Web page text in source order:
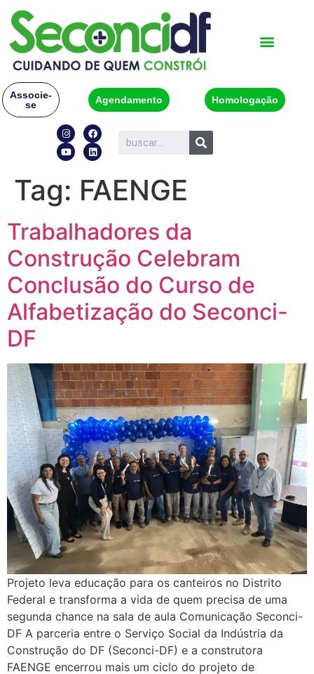
Associe-
se
Agendamento Homologação
Tag: FAENGE
Trabalhadores da
Construção Celebram
Conclusão do Curso de
Alfabetização do Seconci-
DF
Projeto leva educação para os canteiros no Distrito
Federal e transforma a vida de quem precisa de uma
segunda chance na sala de aula Comunicação Seconci-
DF A parceria entre o Serviço Social da Indústria da
Construção do DF (Seconci-DF) e a construtora
FAENGE encerrou mais um ciclo do projeto de